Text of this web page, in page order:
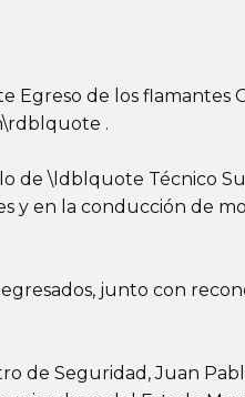
Egreso de los flamantes
.
de \ldblquote Técnico
y en la conducción de
junto con
de Seguridad, Juan